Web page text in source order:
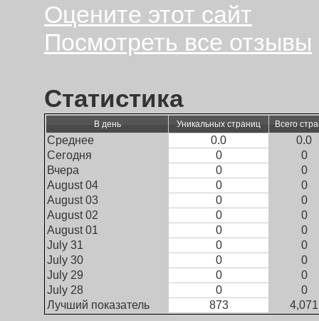
Оцените этот сайт
Посмотреть все отзывы
Статистика
В день Уникальных страниц Всего
Среднее 0.0
0.0
Сегодня
0
0
Вчера
0
0
August 04
0
0
August 03
0
0
August 02
0
0
August 01
0
0
July 31
0
0
July 30
0
0
July 29
0
0
July 28
0
0
Лучший показатель
873 4,071